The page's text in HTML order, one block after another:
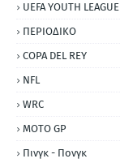
UEFA YOUTH LEAGUE
ΠΕΡΙΟΔΙΚΟ
COPA DEL REY
NFL
WRC
MOTO GP
Πινγκ - Πονγκ